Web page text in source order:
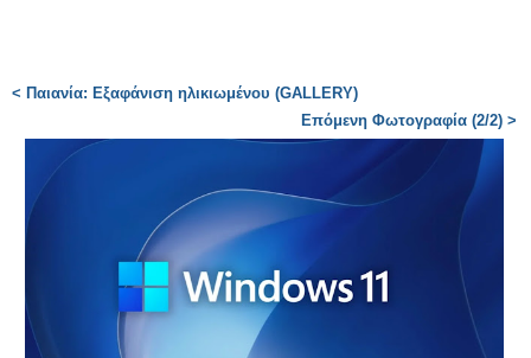
< Παιανία: Εξαφάνιση ηλικιωμένου (GALLERY)
Επόμενη Φωτογραφία (2/2) >